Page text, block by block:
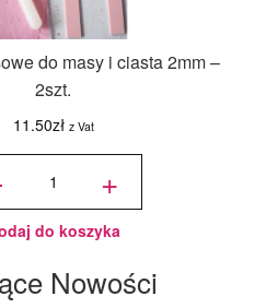
do masy i ciasta 2mm –
2szt.
11.50zł z Vat
2mm +
do koszyka
Nowości